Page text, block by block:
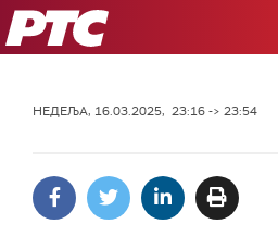
РТС
НЕДЕЉА, 16.03.2025, 23:16 -> 23:54